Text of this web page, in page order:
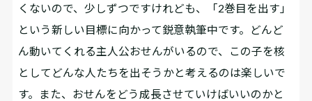
くないので、少しずつですけれども、「2巻目を出す」
という新しい目標に向かって鋭意執筆中です。どんど
ん動いてくれる主人公おせんがいるので、この子を核
としてどんな人たちを出そうかと考えるのは楽しいで
す。また、おせんをどう成長させていけばいいのかと